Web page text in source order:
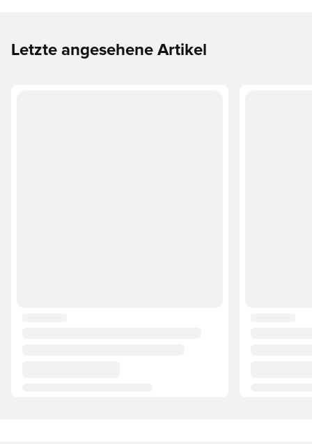
Letzte angesehene Artikel